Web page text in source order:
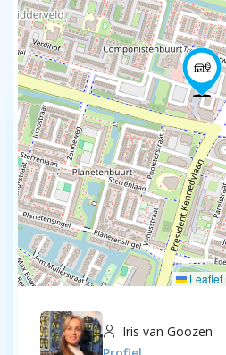
Leaflet
Iris van Goozen